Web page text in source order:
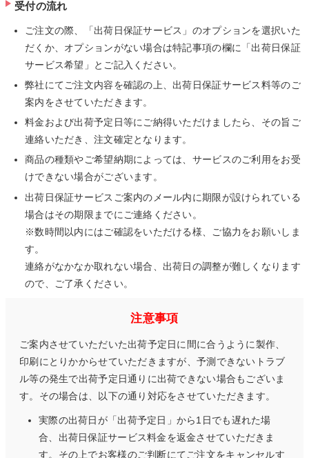
受付の流れ
ご注文の際、「出荷日保証サービス」のオプションを選択いた
だくか、オプションがない場合は特記事項の欄に「出荷日保証
サービス希望」とご記入ください。
弊社にてご注文内容を確認の上、出荷日保証サービス料等のご
案内をさせていただきます。
料金および出荷予定日等にご納得いただけましたら、その旨ご
連絡いただき、注文確定となります。
商品の種類やご希望納期によっては、サービスのご利用をお受
けできない場合がございます。
出荷日保証サービスご案内のメール内に期限が設けられている
場合はその期限までにご連絡ください。
※数時間以内にはご確認をいただける様、ご協力をお願いしま
す。
連絡がなかなか取れない場合、出荷日の調整が難しくなります
ので、ご了承ください。
注意事項
ご案内させていただいた出荷予定日に間に合うように製作、
印刷にとりかからせていただきますが、予測できないトラブ
ル等の発生で出荷予定日通りに出荷できない場合もございま
す。その場合は、以下の通り対応をさせていただきます。
実際の出荷日が「出荷予定日」から1日でも遅れた場
合、出荷日保証サービス料金を返金させていただきま
す。その上でお客様のご判断にてご注文をキャンセルす